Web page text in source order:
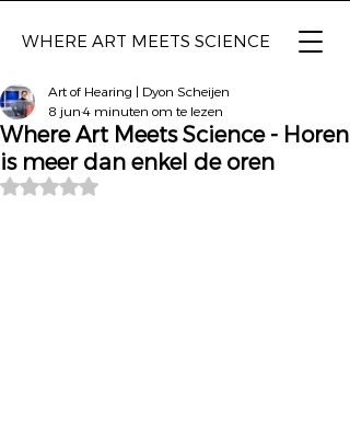
WHERE ART MEETS SCIENCE
Where Art Meets Science - Horen
is meer dan enkel de oren
Art of Hearing | Dyon Scheijen
8 jun 4 minuten om te lezen
Beoordeeld met NaN uit 5 sterren.